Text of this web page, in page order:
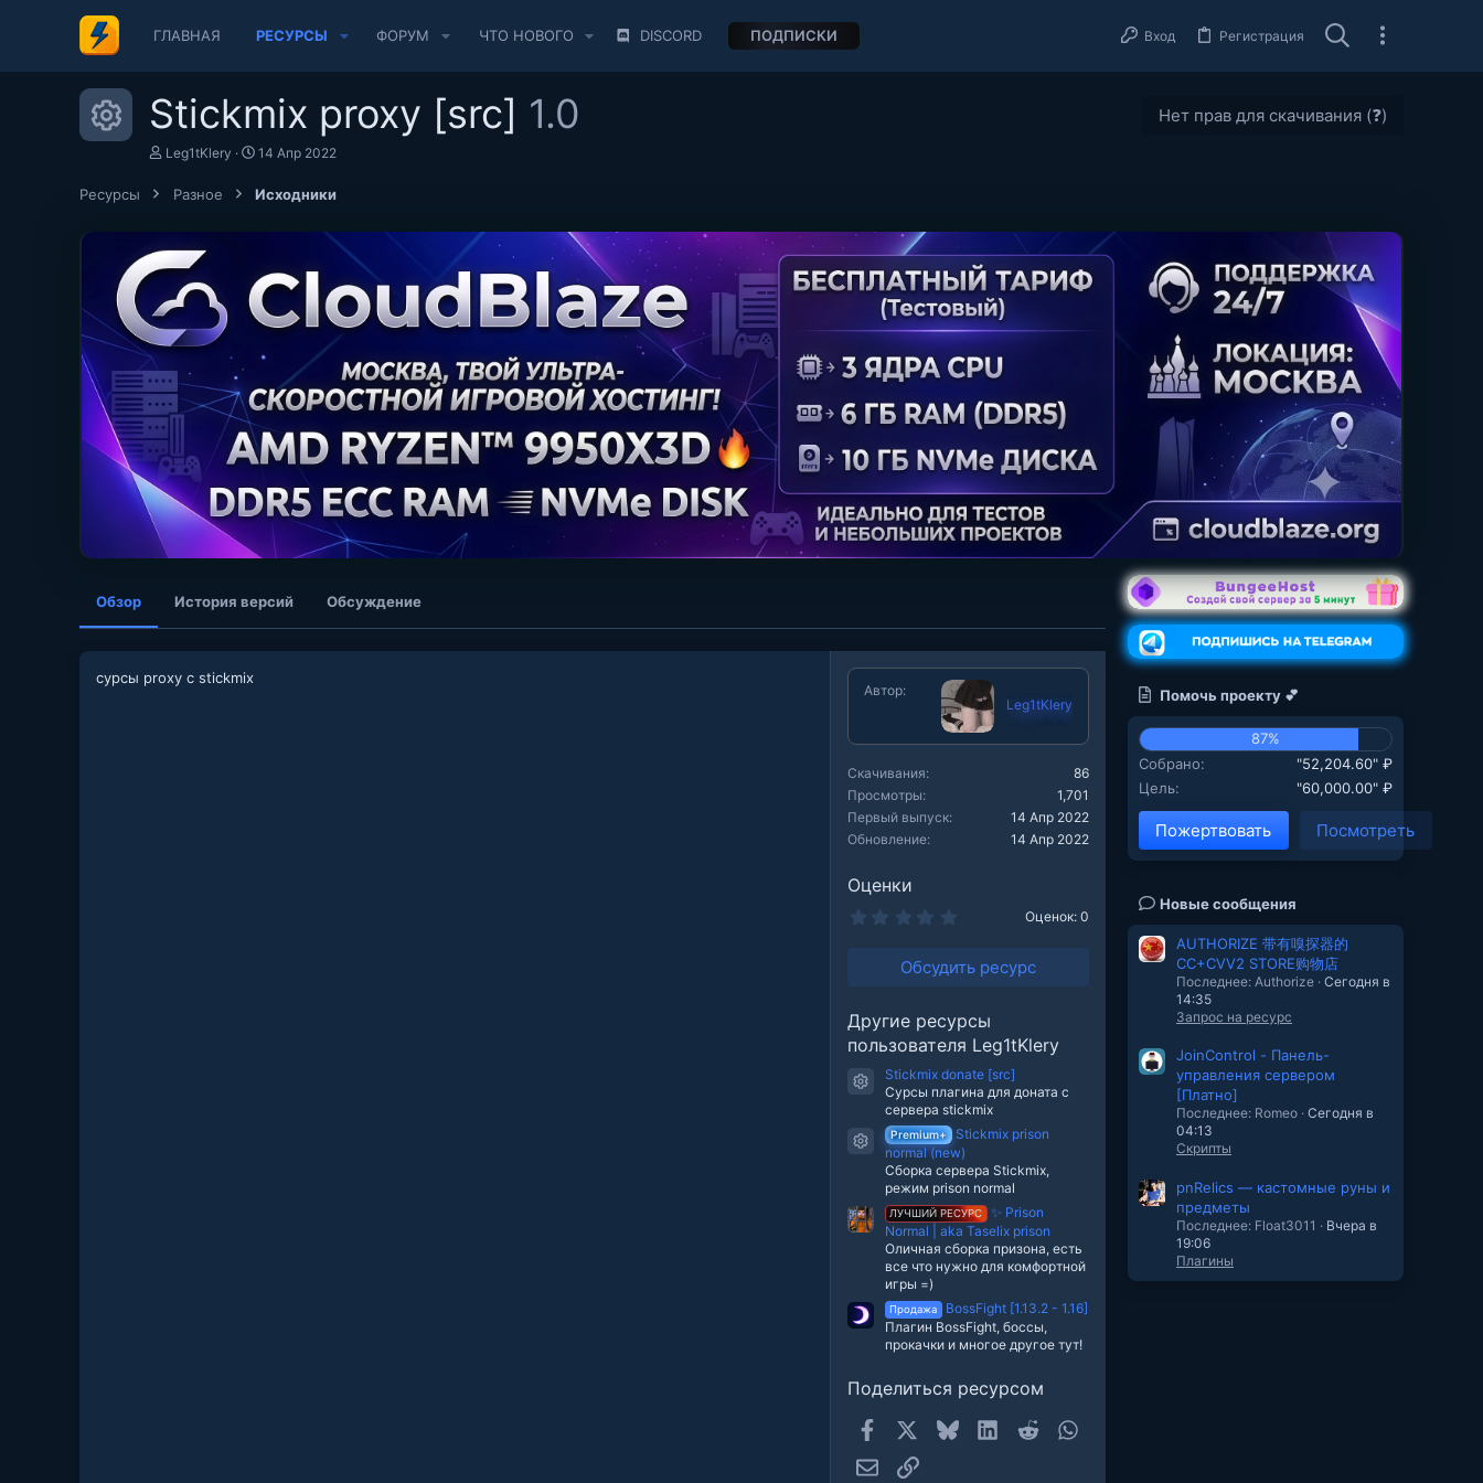
ГЛАВНАЯ РЕСУРСЫ ФОРУМ ЧТО НОВОГО DISCORD ПОДПИСКИ Вход Регистрация
Иконка ресурса
Stickmix proxy [src] 1.0 Нет прав для скачивания (❓)
АLeg1tKlery
Д
т
а
д
а
н
и
14 Апр 2022
Ресурсы Разное Исходники
Обзор История версий Обсуждение
сурсы proxy с stickmix
Автор
Leg1tKlery
Скачивания
86
Просмотры
1,701
Первый выпуск
14 Апр 2022
Обновление
14 Апр 2022
Оценки
0
з
з
д
Оценок: 0
Обсудить ресурс
Другие ресурсы
пользователя Leg1tKlery
Иконка ресурса
Stickmix donate [src]
Сурсы плагина для доната с
сервера stickmix
Иконка ресурса
Premium+
Stickmix prison
normal (new)
Сборка сервера Stickmix,
режим prison normal
ЛУЧШИЙ РЕСУРС
✨ Prison
Normal | aka Taselix prison
Оличная сборка призона, есть
все что нужно для комфортной
игры =)
Продажа
BossFight [1.13.2 - 1.16]
Плагин BossFight, боссы,
прокачки и многое другое тут!
Поделиться ресурсом
Facebook Bluesky LinkedInReddit
Электронная почта
Ссылка
Помочь проекту 💕
87%
Собрано
"52,204.60" ₽
Цель
"60,000.00" ₽
Пожертвовать Посмотреть
Новые сообщения
AUTHORIZE 带有嗅探器的
CC+CVV2 STORE购物店
Последнее: Authorize Сегодня в
14:35
Запрос на ресурс
JoinControl - Панель-
управления сервером
[Платно]
Последнее: Romeo Сегодня в
04:13
Скрипты
pnRelics — кастомные руны и
предметы
Последнее: Float3011
Вчера в
19:06
Плагины